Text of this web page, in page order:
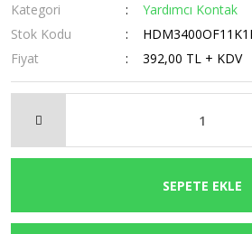
Kategori
Yardımcı Kontak
Stok Kodu
Fiyat
392,00 TL + KDV
SEPETE EKLE